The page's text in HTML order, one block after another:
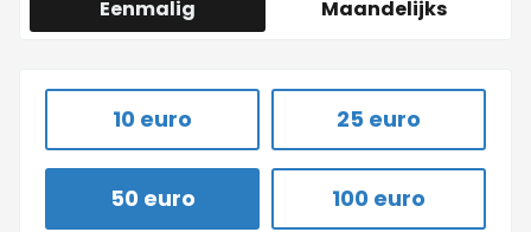
Eenmalig Maandelijks
10 euro 25 euro
50 euro 100 euro